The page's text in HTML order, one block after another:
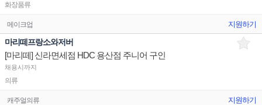
화장품류
메이크업 지원하기
마리떼프랑소와저버
[마리떼] 신라면세점 HDC 용산점 주니어 구인
채용시까지
의류
캐주얼의류 지원하기